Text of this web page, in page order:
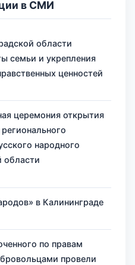
в СМИ
области
семьи и укрепления
ценностей
церемония открытия
народного
области
в Калининграде
по правам
провели